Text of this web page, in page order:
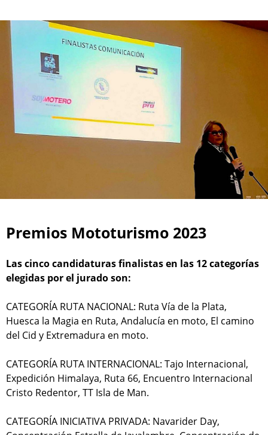
Premios Mototurismo 2023
Las cinco candidaturas finalistas en las 12 categorías
elegidas por el jurado son:
CATEGORÍA RUTA NACIONAL: Ruta Vía de la Plata,
Huesca la Magia en Ruta, Andalucía en moto, El camino
del Cid y Extremadura en moto.
CATEGORÍA RUTA INTERNACIONAL: Tajo Internacional,
Expedición Himalaya, Ruta 66, Encuentro Internacional
Cristo Redentor, TT Isla de Man.
CATEGORÍA INICIATIVA PRIVADA: Navarider Day,